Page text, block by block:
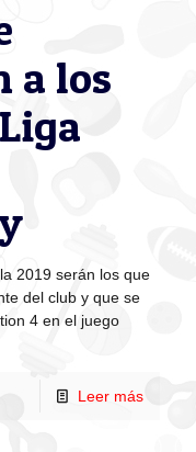
a los
2019 serán los que
del club y que se
4 en el juego
Leer más